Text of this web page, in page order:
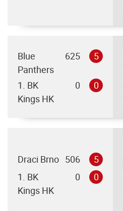
Blue
Panthers
625 5
1. BK
Kings HK
0 0
Draci Brno 506
5
1. BK
Kings HK
0 0